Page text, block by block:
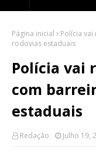
Página inicial
Polícia
rodovias estaduais
Polícia vai
com
estaduais
Redação Julho 19,